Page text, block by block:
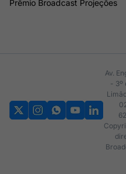
Prêmio Broadcast Projeções
Av.
- 3º